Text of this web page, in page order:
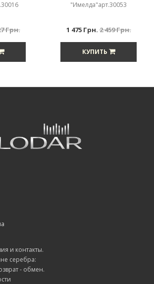
Грн.
"Имелда"арт.30053
1 475 Грн.2 459 Грн.
КУПИТЬ
и контакты.
серебра:
- обмен.